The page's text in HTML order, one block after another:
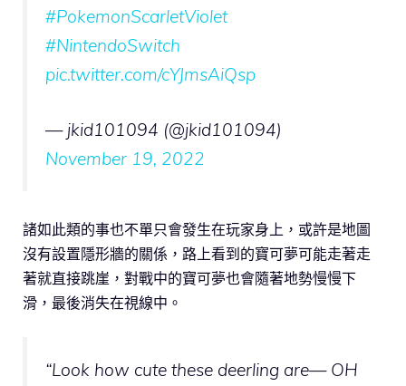
#PokemonScarletViolet
#NintendoSwitch
pic.twitter.com/cYJmsAiQsp
— jkid101094 (@jkid101094)
November 19, 2022
諸如此類的事也不單只會發生在玩家身上，或許是地圖
沒有設置隱形牆的關係，路上看到的寶可夢可能走著走
著就直接跳崖，對戰中的寶可夢也會隨著地勢慢慢下
滑，最後消失在視線中。
“Look how cute these deerling are— OH